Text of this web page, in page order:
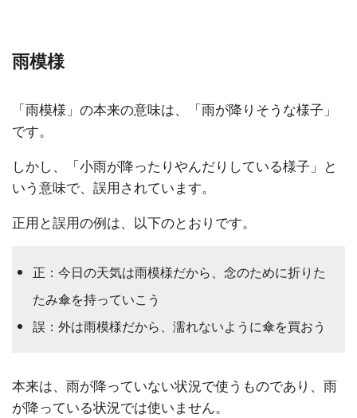
雨模様
「雨模様」の本来の意味は、「雨が降りそうな様子」
です。
しかし、「小雨が降ったりやんだりしている様子」と
いう意味で、誤用されています。
正用と誤用の例は、以下のとおりです。
正：今日の天気は雨模様だから、念のために折りた
たみ傘を持っていこう
誤：外は雨模様だから、濡れないように傘を買おう
本来は、雨が降っていない状況で使うものであり、雨
が降っている状況では使いません。